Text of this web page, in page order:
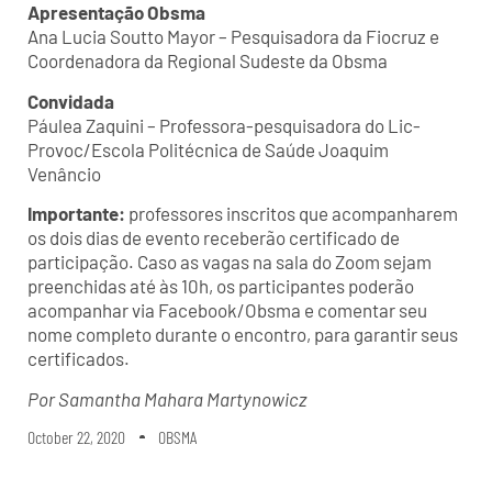
Apresentação Obsma
Ana Lucia Soutto Mayor – Pesquisadora da Fiocruz e
Coordenadora da Regional Sudeste da Obsma
Convidada
Páulea Zaquini – Professora-pesquisadora do Lic-
Provoc/Escola Politécnica de Saúde Joaquim
Venâncio
Importante: professores inscritos que acompanharem
os dois dias de evento receberão certificado de
participação. Caso as vagas na sala do Zoom sejam
preenchidas até às 10h, os participantes poderão
acompanhar via Facebook/Obsma e comentar seu
nome completo durante o encontro, para garantir seus
certificados.
Por Samantha Mahara Martynowicz
October 22, 2020 OBSMA